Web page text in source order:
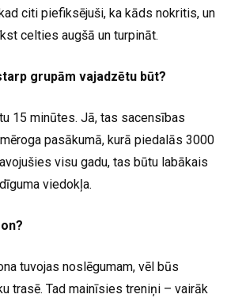
citi piefiksējuši, ka kāds nokritis, un
celties augšā un turpināt.
grupām vajadzētu būt?
15 minūtes. Jā, tas sacensības
pasākumā, kurā piedalās 3000
visu gadu, tas būtu labākais
viedokļa.
tuvojas noslēgumam, vēl būs
trasē. Tad mainīsies treniņi – vairāk